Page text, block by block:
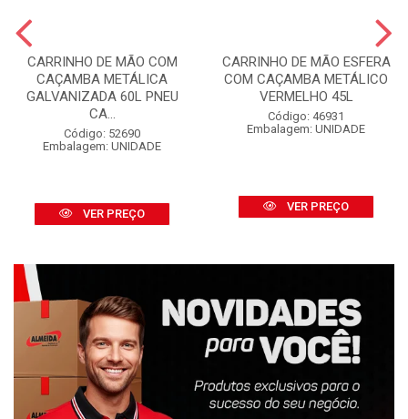
CARRINHO DE MÃO COM
CAÇAMBA METÁLICA
GALVANIZADA 60L PNEU
CA...
Código: 52690
Embalagem: UNIDADE
VER PREÇO
CARRINHO DE MÃO ESFERA
COM CAÇAMBA METÁLICO
VERMELHO 45L
Código: 46931
Embalagem: UNIDADE
VER PREÇO